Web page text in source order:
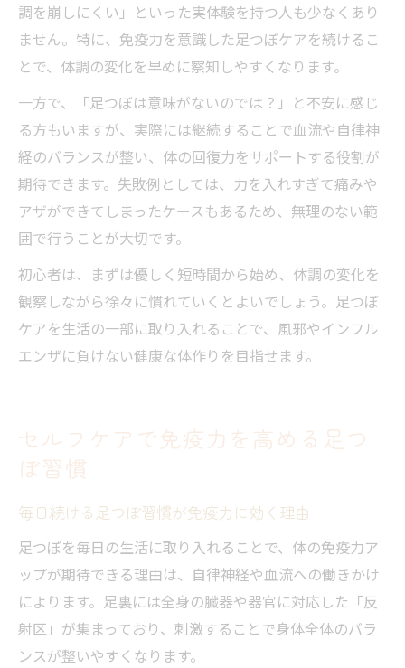
調を崩しにくい」といった実体験を持つ人も少なくあり
ません。特に、免疫力を意識した足つぼケアを続けるこ
とで、体調の変化を早めに察知しやすくなります。
一方で、「足つぼは意味がないのでは？」と不安に感じ
る方もいますが、実際には継続することで血流や自律神
経のバランスが整い、体の回復力をサポートする役割が
期待できます。失敗例としては、力を入れすぎて痛みや
アザができてしまったケースもあるため、無理のない範
囲で行うことが大切です。
初心者は、まずは優しく短時間から始め、体調の変化を
観察しながら徐々に慣れていくとよいでしょう。足つぼ
ケアを生活の一部に取り入れることで、風邪やインフル
エンザに負けない健康な体作りを目指せます。
セルフケアで免疫力を高める足つ
ぼ習慣
毎日続ける足つぼ習慣が免疫力に効く理由
足つぼを毎日の生活に取り入れることで、体の免疫力ア
ップが期待できる理由は、自律神経や血流への働きかけ
によります。足裏には全身の臓器や器官に対応した「反
射区」が集まっており、刺激することで身体全体のバラ
ンスが整いやすくなります。